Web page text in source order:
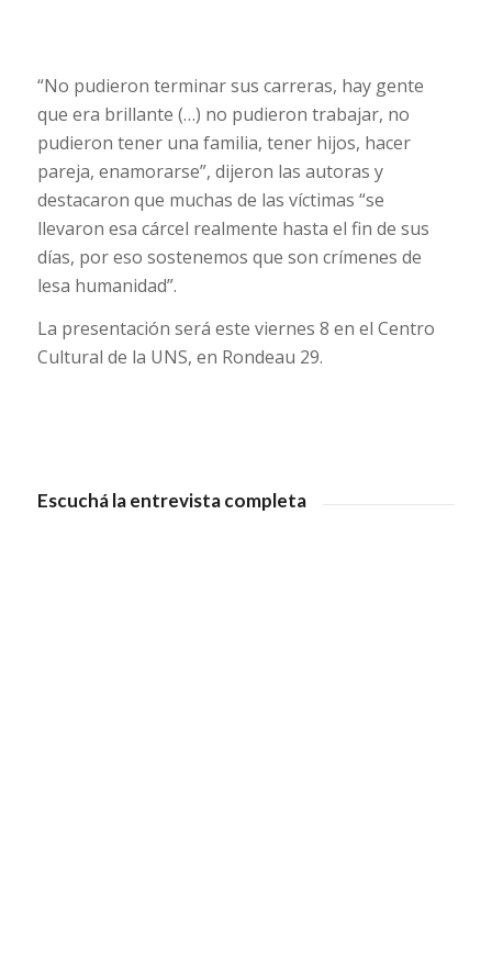
“No pudieron terminar sus carreras, hay gente
que era brillante (…) no pudieron trabajar, no
pudieron tener una familia, tener hijos, hacer
pareja, enamorarse”, dijeron las autoras y
destacaron que muchas de las víctimas “se
llevaron esa cárcel realmente hasta el fin de sus
días, por eso sostenemos que son crímenes de
lesa humanidad”.
La presentación será este viernes 8 en el Centro
Cultural de la UNS, en Rondeau 29.
Escuchá la entrevista completa